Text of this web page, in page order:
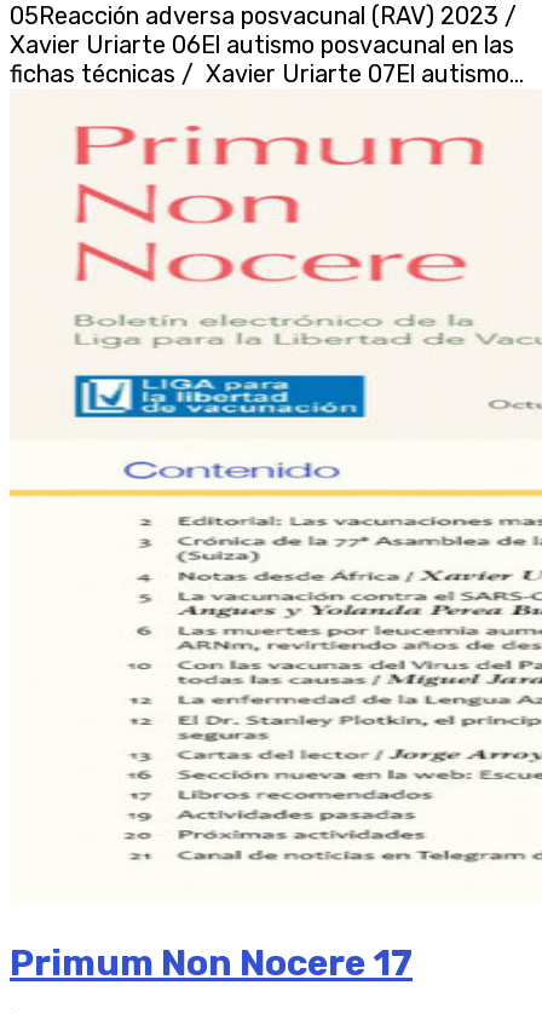
05Reacción adversa posvacunal (RAV) 2023 /
Xavier Uriarte 06El autismo posvacunal en las
fichas técnicas / Xavier Uriarte 07El autismo...
Primum Non Nocere 17